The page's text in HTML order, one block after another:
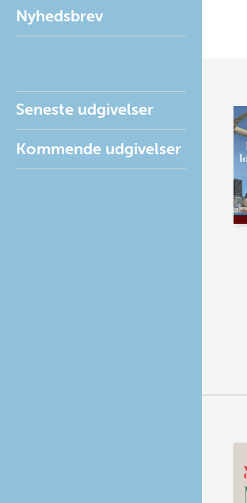
Nyhedsbrev
Seneste udgivelser
Kommende udgivelser